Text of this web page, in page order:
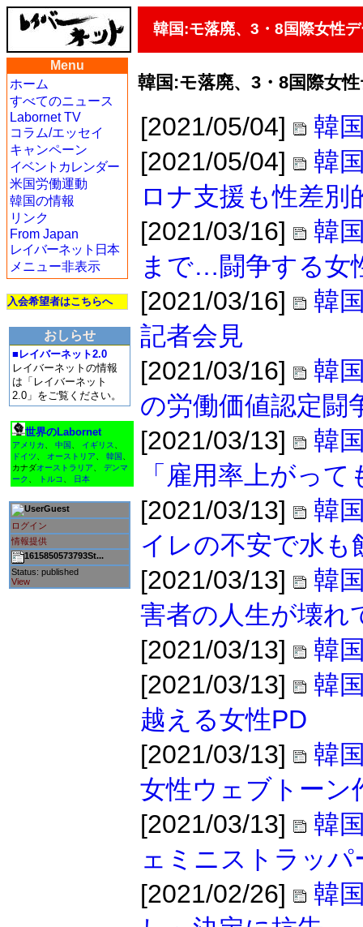
韓国:モ落廃、3・8国際女性
Menu
ホーム
すべてのニュース
Labornet TV
コラム/エッセイ
キャンペーン
イベントカレンダー
米国労働運動
韓国の情報
リンク
From Japan
レイバーネット日本
メニュー非表示
入会希望者はこちらへ
おしらせ
■レイバーネット2.0
レイバーネットの情報
は「レイバーネット
2.0」をご覧ください。
世界のLabornet
アメリカ 中国 イギリス
ドイツ
オーストリア 韓国
カナダオーストラリア
デンマ
ーク
トルコ 日本
Guest
ログイン
情報提供
1615850573793St...
Status: published
View
韓国:モ落廃、3・8国際女
[2021/05/04]
韓
[2021/05/04]
韓
ロナ支援も性差別
[2021/03/16]
韓
まで…闘争する女
[2021/03/16]
韓
記者会見
[2021/03/16]
韓
の労働価値認定闘
[2021/03/13]
韓
「雇用率上がっ
[2021/03/13]
韓
イレの不安で水も
[2021/03/13]
韓
害者の人生が壊れ
[2021/03/13]
韓
[2021/03/13]
韓
越える女性PD
[2021/03/13]
韓
女性ウェブトーン
[2021/03/13]
韓
ェミニストラッパ
[2021/02/26]
韓